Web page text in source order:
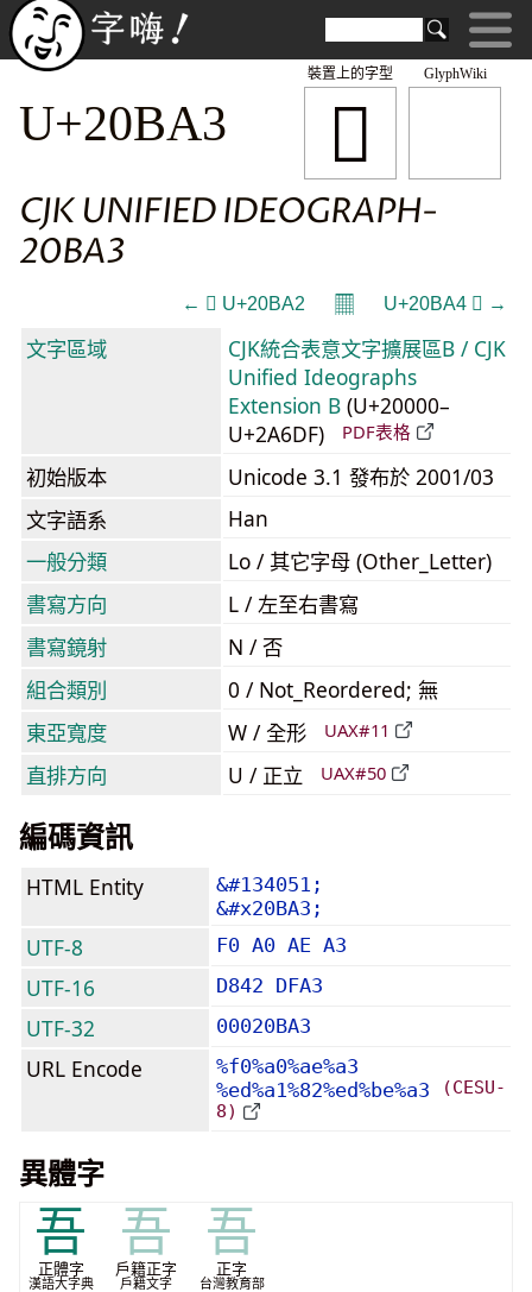
GlyphWiki
𠮣
裝置上的字型
U+20BA3
CJK UNIFIED IDEOGRAPH-
20BA3
← 𠮢 U+20BA2 𝄜 U+20BA4 𠮤 →
文字區域
CJK統合表意文字擴展區B / CJK
Unified Ideographs
Extension B (U+20000–
U+2A6DF)
PDF表格
初始版本
Unicode 3.1 發布於 2001/03
文字語系
Han
一般分類
Lo / 其它字母 (Other_Letter)
書寫方向
L / 左至右書寫
書寫鏡射
N / 否
組合類別
0 / Not_Reordered; 無
東亞寬度
W / 全形 UAX#11
直排方向 U / 正立 UAX#50
編碼資訊
HTML Entity
&#134051;
&#x20BA3;
UTF-8 F0 A0 AE A3
UTF-16 D842 DFA3
UTF-32 00020BA3
URL Encode
%f0%a0%ae%a3
%ed%a1%82%ed%be%a3
(CESU-
8)
異體字
吾
正體字
漢語大字典
吾
戶籍正字
戶籍文字
吾
正字
台灣教育部